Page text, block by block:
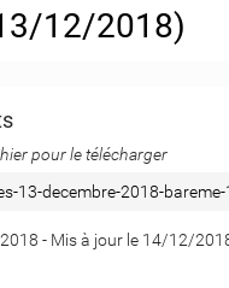
12/2018)
pour le télécharger
13-decembre-2018-
- Mis à jour le 14/12/